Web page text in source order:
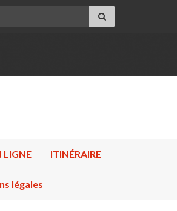
LIGNE ITINÉRAIRE
légales